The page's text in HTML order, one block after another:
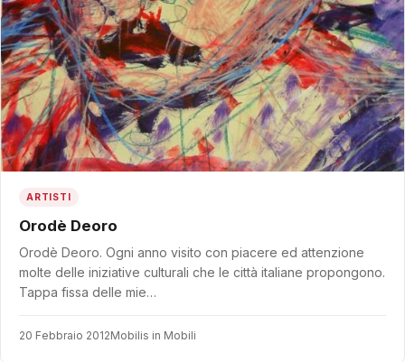
ARTISTI
Orodè Deoro
Orodè Deoro. Ogni anno visito con piacere ed attenzione
molte delle iniziative culturali che le città italiane propongono.
Tappa fissa delle mie…
20 Febbraio 2012Mobilis in Mobili